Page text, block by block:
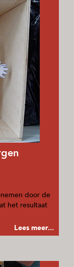
door de
het resultaat
Lees meer...